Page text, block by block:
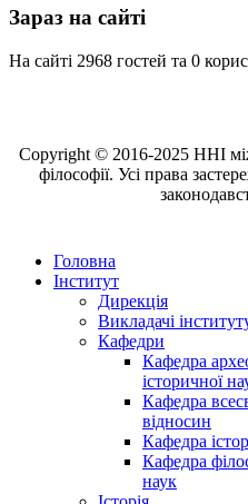
Зараз на сайті
На сайті 2968 гостей та 0
Copyright © 2016-2025 ННІ
філософії. Усі права
Головна
Інститут
Дирекція
Викладачі
Кафедри
Кафедра
історичної
Кафедра
відносин
Кафедра
Кафедра
наук